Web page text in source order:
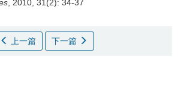
, 2010, 31(2): 34-37
上一篇 下一篇